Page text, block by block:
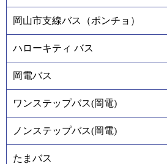
岡山市支線バス（ポンチョ）
ハローキティ バス
岡電バス
ワンステップバス(岡電)
ノンステップバス(岡電)
たまバス